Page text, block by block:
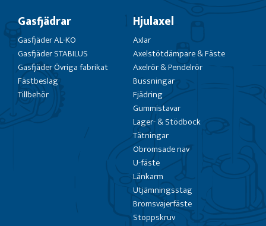
Gasfjädrar
Gasfjäder AL-KO
Gasfjäder STABILUS
Gasfjäder Övriga fabrikat
Fästbeslag
Tillbehör
Hjulaxel
Axlar
Axelstötdämpare & Fäste
Axelrör & Pendelrör
Bussningar
Fjädring
Gummistavar
Lager- & Stödbock
Tätningar
Obromsade nav
U-fäste
Länkarm
Utjämningsstag
Bromsvajerfäste
Stoppskruv